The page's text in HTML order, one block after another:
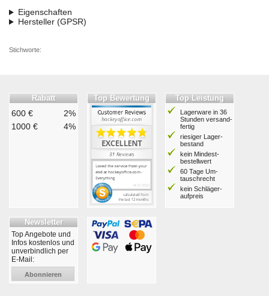
Eigenschaften
Hersteller (GPSR)
Stichworte:
Rabatt
600 €
2%
1000 €
4%
Top Bewertung Top Leistung
Lagerware in 36
Stunden ver­sand­
fertig
riesiger Lager­
bestand
kein Mindest­
bestell­wert
60 Tage Um­
tausch­recht
kein Schläger­
aufpreis
Newsletter
Top Angebote und
Infos kostenlos und
unverbindlich per
E-Mail:
Abonnieren